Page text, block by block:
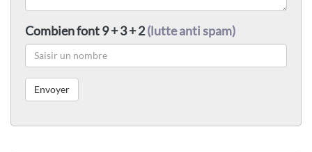
Combien font 9 + 3 + 2(lutte anti spam)